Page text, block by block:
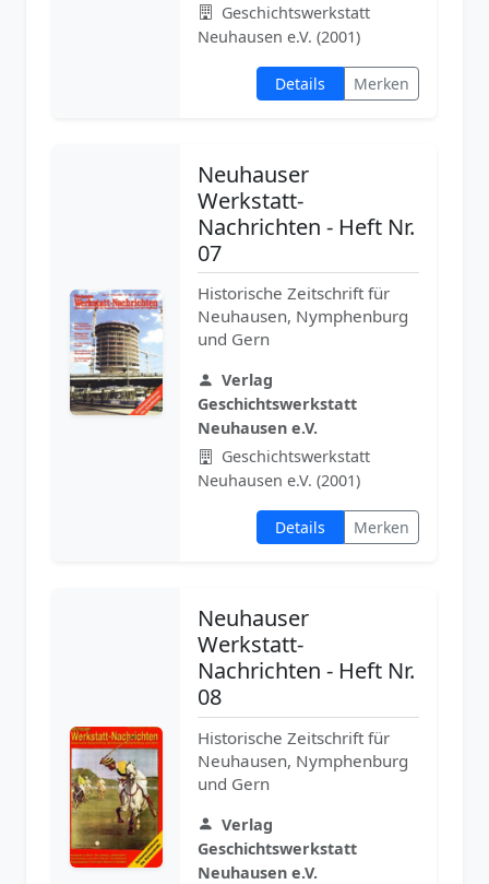
Geschichtswerkstatt
Neuhausen e.V. (2001)
Details Merken
Neuhauser
Werkstatt-
Nachrichten - Heft Nr.
07
Historische Zeitschrift für
Neuhausen, Nymphenburg
und Gern
Verlag
Geschichtswerkstatt
Neuhausen e.V.
Geschichtswerkstatt
Neuhausen e.V. (2001)
Details Merken
Neuhauser
Werkstatt-
Nachrichten - Heft Nr.
08
Historische Zeitschrift für
Neuhausen, Nymphenburg
und Gern
Verlag
Geschichtswerkstatt
Neuhausen e.V.